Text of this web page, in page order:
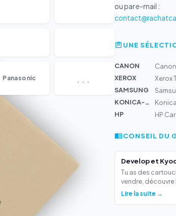
Panasonic ...
ou par e-mail :
UNE
CANON
XEROX
Xerox
SAMSUNG
KONICA-MIN...
HP
HP
CONSEIL DU
Develop et
Tu as des
vendre, découvre
Lire la suite →